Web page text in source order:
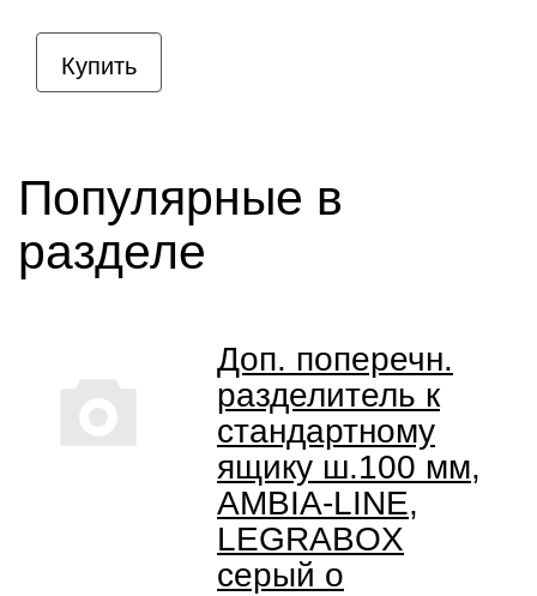
Купить
Популярные в
разделе
Доп. поперечн.
разделитель к
стандартному
ящику ш.100 мм,
AMBIA-LINE,
LEGRABOX
серый о